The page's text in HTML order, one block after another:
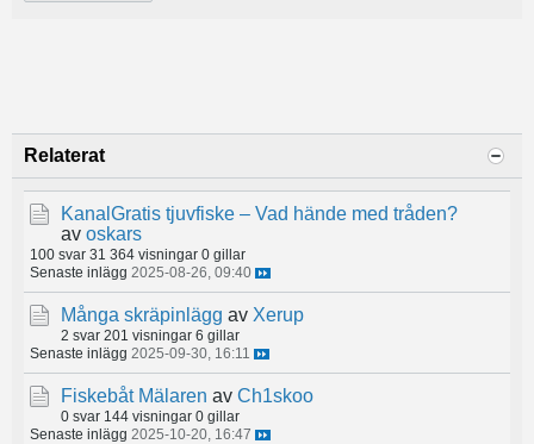
Relaterat
KanalGratis tjuvfiske – Vad hände med tråden?
av oskars
100 svar 31 364 visningar 0 gillar
Senaste inlägg 2025-08-26, 09:40
Många skräpinlägg av Xerup
2 svar 201 visningar 6 gillar
Senaste inlägg 2025-09-30, 16:11
Fiskebåt Mälaren av Ch1skoo
0 svar 144 visningar 0 gillar
Senaste inlägg 2025-10-20, 16:47